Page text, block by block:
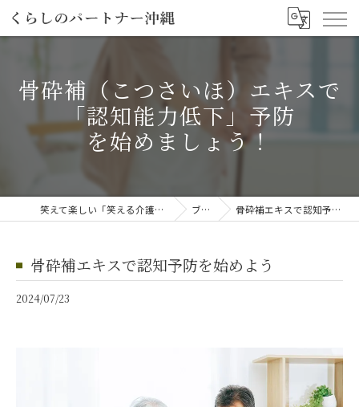
骨砕補（こつさいほ）エキスで
「認知能力低下」予防
を始めましょう！
笑えて楽しい「笑える介護予防体操教室」 ブログ 骨砕補エキスで認知予防を始めよう
骨砕補エキスで認知予防を始めよう
2024/07/23